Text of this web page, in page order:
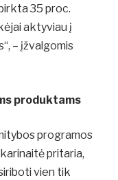
35 proc.
aktyviau į
– įžvalgomis
produktams
programos
pritaria,
vien tik